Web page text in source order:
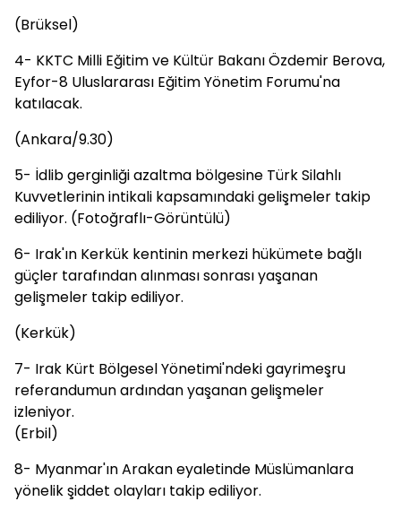
(Brüksel)
4- KKTC Milli Eğitim ve Kültür Bakanı Özdemir Berova,
Eyfor-8 Uluslararası Eğitim Yönetim Forumu'na
katılacak.
(Ankara/9.30)
5- İdlib gerginliği azaltma bölgesine Türk Silahlı
Kuvvetlerinin intikali kapsamındaki gelişmeler takip
ediliyor. (Fotoğraflı-Görüntülü)
6- Irak'ın Kerkük kentinin merkezi hükümete bağlı
güçler tarafından alınması sonrası yaşanan
gelişmeler takip ediliyor.
(Kerkük)
7- Irak Kürt Bölgesel Yönetimi'ndeki gayrimeşru
referandumun ardından yaşanan gelişmeler
izleniyor.
(Erbil)
8- Myanmar'ın Arakan eyaletinde Müslümanlara
yönelik şiddet olayları takip ediliyor.